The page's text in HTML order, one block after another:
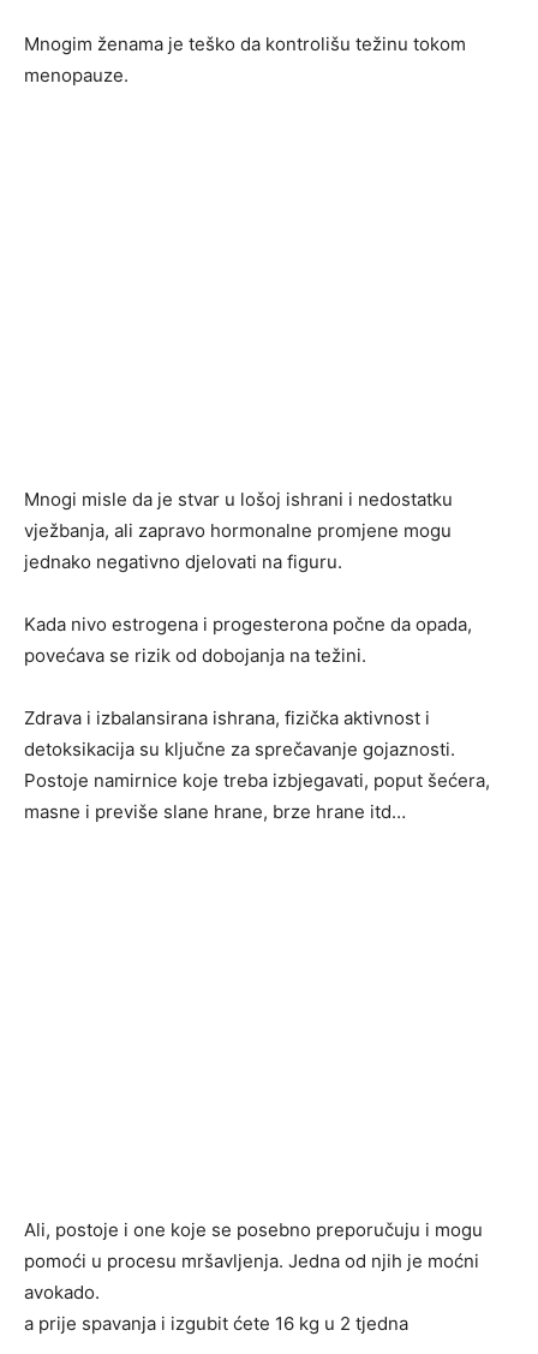
Mnogim ženama je teško da kontrolišu težinu tokom
menopauze.
Mnogi misle da je stvar u lošoj ishrani i nedostatku
vježbanja, ali zapravo hormonalne promjene mogu
jednako negativno djelovati na figuru.
Kada nivo estrogena i progesterona počne da opada,
povećava se rizik od dobojanja na težini.
Zdrava i izbalansirana ishrana, fizička aktivnost i
detoksikacija su ključne za sprečavanje gojaznosti.
Postoje namirnice koje treba izbjegavati, poput šećera,
masne i previše slane hrane, brze hrane itd…
Ali, postoje i one koje se posebno preporučuju i mogu
pomoći u procesu mršavljenja. Jedna od njih je moćni
avokado.
a prije spavanja i izgubit ćete 16 kg u 2 tjedna